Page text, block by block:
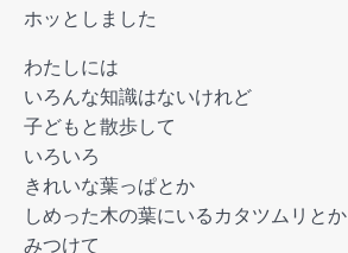
ホッとしました
わたしには
いろんな知識はないけれど
子どもと散歩して
いろいろ
きれいな葉っぱとか
しめった木の葉にいるカタツムリとか
みつけて